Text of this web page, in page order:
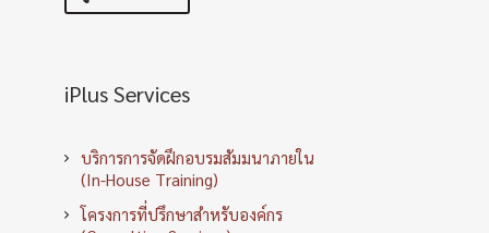
iPlus Services
บริการการจัดฝึกอบรมสัมมนาภายใน
(In-House Training)
โครงการที่ปรึกษาสำหรับองค์กร